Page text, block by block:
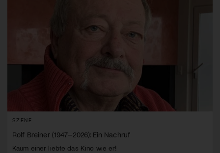
SZENE
Rolf Breiner (1947–2026): Ein Nachruf
Kaum einer liebte das Kino wie er!